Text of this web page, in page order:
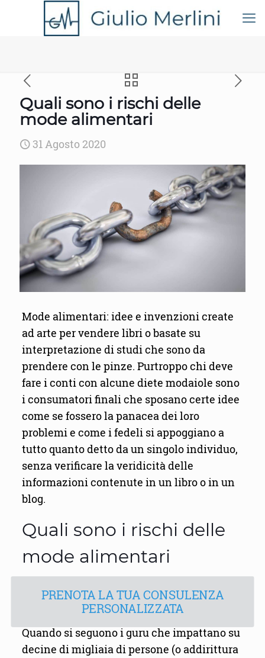
Quali sono i rischi delle
mode alimentari
31 Agosto 2020
Mode alimentari: idee e invenzioni create
ad arte per vendere libri o basate su
interpretazione di studi che sono da
prendere con le pinze. Purtroppo chi deve
fare i conti con alcune diete modaiole sono
i consumatori finali che sposano certe idee
come se fossero la panacea dei loro
problemi e come i fedeli si appoggiano a
tutto quanto detto da un singolo individuo,
senza verificare la veridicità delle
informazioni contenute in un libro o in un
blog.
Quali sono i rischi delle
mode alimentari
PRENOTA LA TUA CONSULENZA
PERSONALIZZATA
Quando si seguono i guru che impattano su
decine di migliaia di persone (o addirittura